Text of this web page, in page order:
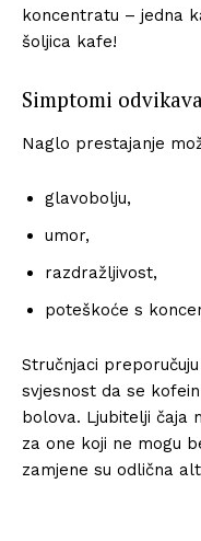
koncentratu – jedna
šoljica kafe!
Simptomi
Naglo prestajanje
glavobolju,
umor,
razdražljivost,
poteškoće s
Stručnjaci
svjesnost da se
bolova. Ljubitelji čaja
za one koji ne mogu
zamjene su odlična